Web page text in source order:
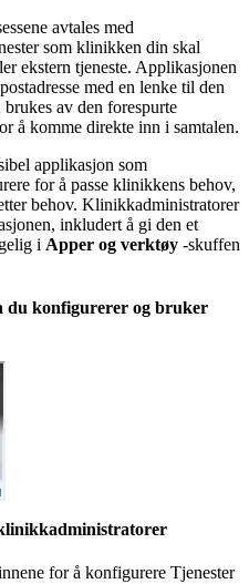
avtales med
som klinikken din skal
ekstern tjeneste. Applikasjonen
postadresse med en lenke til den
brukes av den forespurte
å komme direkte inn i samtalen.
applikasjon som
for å passe klinikkens behov,
behov. Klinikkadministratorer
, inkludert å gi den et
i Apper og verktøy -skuffen
du konfigurerer og bruker
for å konfigurere Tjenester